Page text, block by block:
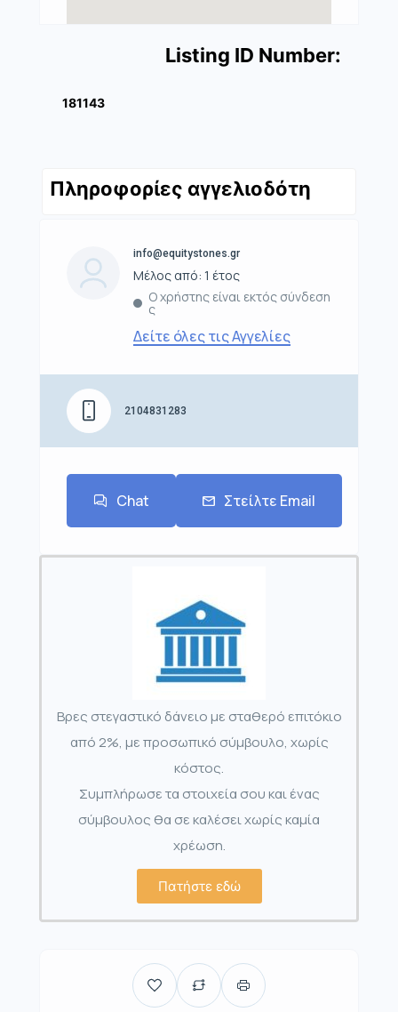
Listing ID Number:
181143
Πληροφορίες αγγελιοδότη
info@equitystones.gr
Μέλος από: 1 έτος
Ο χρήστης είναι εκτός σύνδεση
ς
Δείτε όλες τις Αγγελίες
2104831283
Chat Στείλτε Email
Βρες στεγαστικό δάνειο με σταθερό επιτόκιο
από 2%, με προσωπικό σύμβουλο, χωρίς
κόστος.
Συμπλήρωσε τα στοιχεία σου και ένας
σύμβουλος θα σε καλέσει χωρίς καμία
χρέωση.
Πατήστε εδώ